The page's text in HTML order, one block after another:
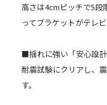
高さは4cmピッチで5
ってブラケットがテレ
■揺れに強い「安心設計
耐震試験にクリアし、
す。